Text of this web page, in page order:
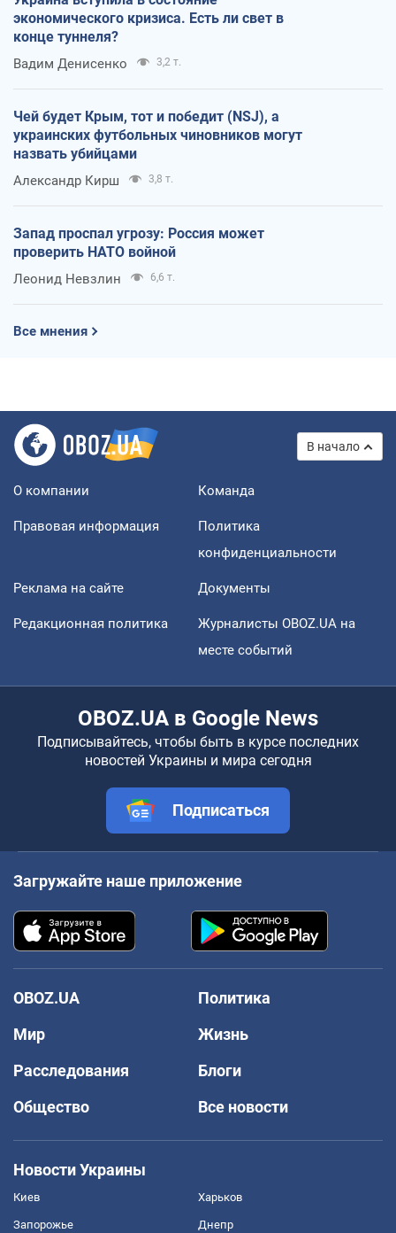
экономического кризиса. Есть ли свет в
конце туннеля?
Вадим Денисенко 3,2 т.
Чей будет Крым, тот и победит (NSJ), а
украинских футбольных чиновников могут
назвать убийцами
Александр Кирш 3,8 т.
Запад проспал угрозу: Россия может
проверить НАТО войной
Леонид Невзлин 6,6 т.
Все мнения
В начало
О компании Команда
Правовая информация
Политика
конфиденциальности
Реклама на сайте Документы
Редакционная политика
Журналисты OBOZ.UA на
месте событий
OBOZ.UA в Google News
Подписывайтесь, чтобы быть в курсе последних
новостей Украины и мира сегодня
Подписаться
Загружайте наше приложение
OBOZ.UA
Политика
Мир
Жизнь
Расследования
Блоги
Общество
Все новости
Новости Украины
Киев Харьков
Запорожье Днепр